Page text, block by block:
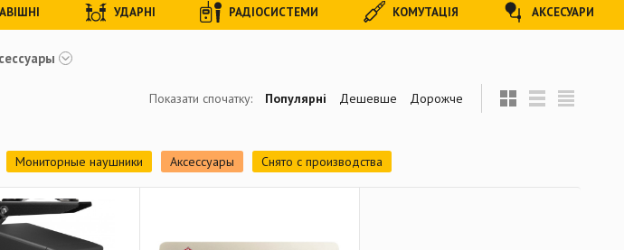
Мониторные наушники Аксессуары Снято с производства
Показати спочатку: Популярні Дешевше Дорожче
УДАРНІ РАДІОСИСТЕМИ КОМУТАЦІЯ АКСЕСУАРИ